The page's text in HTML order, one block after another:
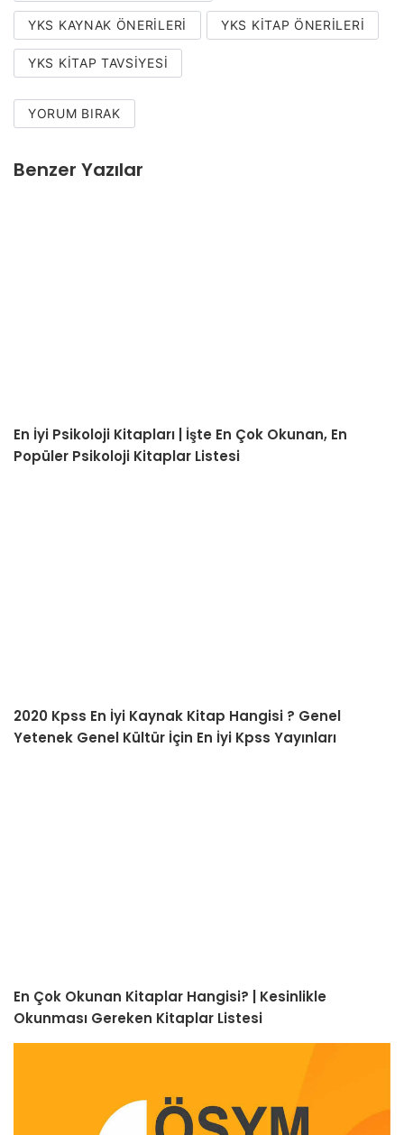
YKS KAYNAK ÖNERILERI YKS KITAP ÖNERILERI
YKS KITAP TAVSIYESI
YORUM BIRAK
Benzer Yazılar
En İyi Psikoloji Kitapları | İşte En Çok Okunan, En
Popüler Psikoloji Kitaplar Listesi
2020 Kpss En İyi Kaynak Kitap Hangisi ? Genel
Yetenek Genel Kültür İçin En İyi Kpss Yayınları
En Çok Okunan Kitaplar Hangisi? | Kesinlikle
Okunması Gereken Kitaplar Listesi